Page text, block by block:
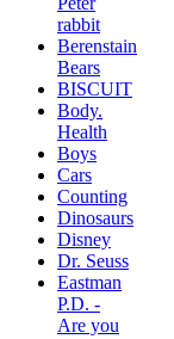
rabbit
Berenstain
Bears
BISCUIT
Body.
Health
Boys
Cars
Counting
Dinosaurs
Disney
Dr. Seuss
Eastman
P.D. -
Are you